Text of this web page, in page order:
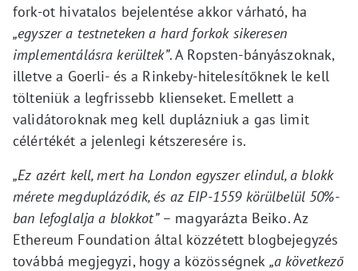
fork-ot hivatalos bejelentése akkor várható, ha
„egyszer a testneteken a hard forkok sikeresen
implementálásra kerültek”. A Ropsten-bányászoknak,
illetve a Goerli- és a Rinkeby-hitelesítőknek le kell
tölteniük a legfrissebb klienseket. Emellett a
validátoroknak meg kell duplázniuk a gas limit
célértékét a jelenlegi kétszeresére is.
„Ez azért kell, mert ha London egyszer elindul, a blokk
mérete megduplázódik, és az EIP-1559 körülbelül 50%-
ban lefoglalja a blokkot”– magyarázta Beiko. Az
Ethereum Foundation által közzétett blogbejegyzés
továbbá megjegyzi, hogy a közösségnek „a következő